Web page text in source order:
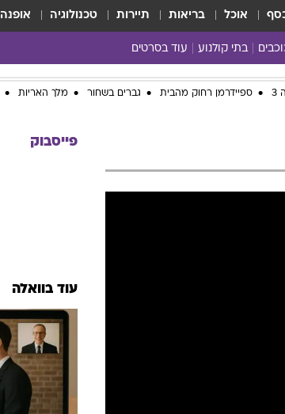
אוכל בריאות תיירות טכנולוגיה אופנה
בתי קולנוע עוד בסרטים
כל הסרטים
ספיידרמן רחוק מהבית גברים בשחור מלך האריות
פייסבוק
עוד בוואלה